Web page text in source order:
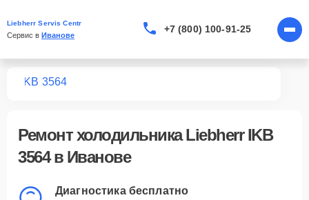
Liebherr Servis Centr
Сервис в Иванове
+7 (800) 100-91-25
IKB 3564
Ремонтхолодильника Liebherr IKB
3564в Иванове
Диагностика бесплатно